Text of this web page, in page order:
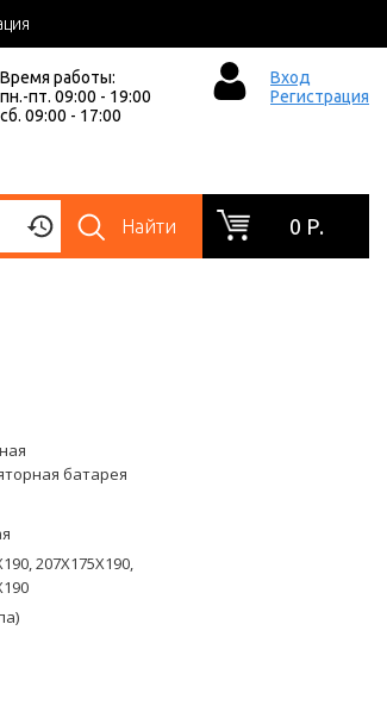
Время работы:
пн.-пт. 09:00 - 19:00
сб. 09:00 - 17:00
Вход
Регистрация
Найти 0 Р.
батарея
207X175X190,